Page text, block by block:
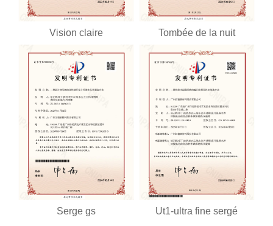
Vision claire Tombée de la nuit
Serge gs Ut1-ultra fine sergé